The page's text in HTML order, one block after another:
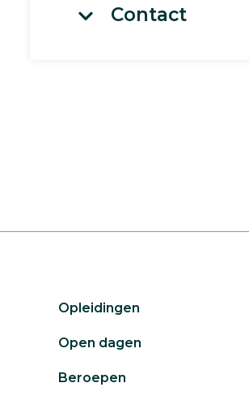
Contact
Opleidingen
Open dagen
Beroepen